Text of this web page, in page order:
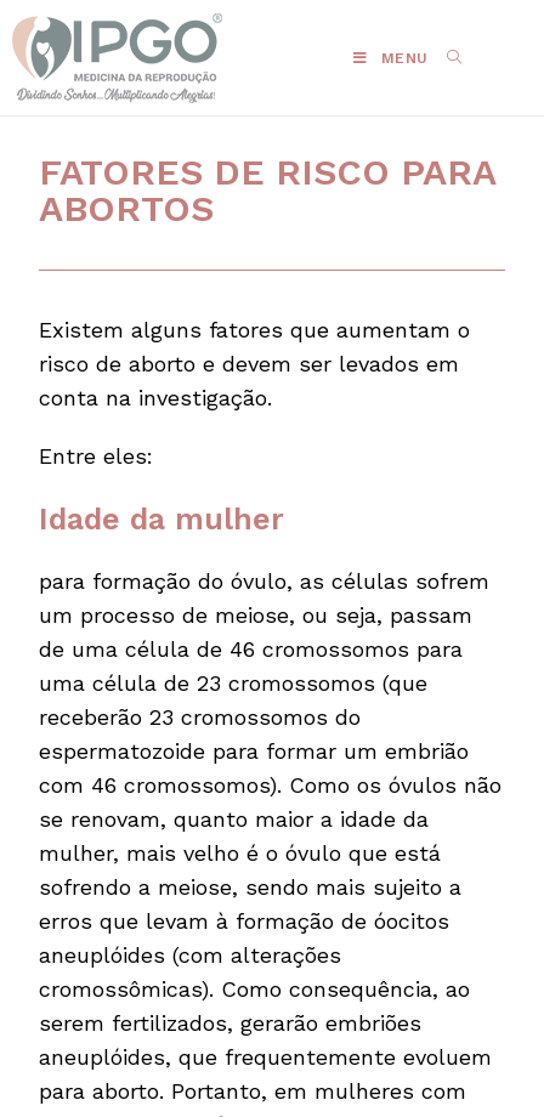
MENU
FATORES DE RISCO PARA
ABORTOS
Existem alguns fatores que aumentam o
risco de aborto e devem ser levados em
conta na investigação.
Entre eles:
Idade da mulher
para formação do óvulo, as células sofrem
um processo de meiose, ou seja, passam
de uma célula de 46 cromossomos para
uma célula de 23 cromossomos (que
receberão 23 cromossomos do
espermatozoide para formar um embrião
com 46 cromossomos). Como os óvulos não
se renovam, quanto maior a idade da
mulher, mais velho é o óvulo que está
sofrendo a meiose, sendo mais sujeito a
erros que levam à formação de óocitos
aneuplóides (com alterações
cromossômicas). Como consequência, ao
serem fertilizados, gerarão embriões
aneuplóides, que frequentemente evoluem
para aborto. Portanto, em mulheres com